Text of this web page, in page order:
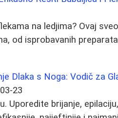
na ledjima? Ovaj
od isprobavanih
Dlaka s Noga: Vodič za
23
Uporedite brijanje,